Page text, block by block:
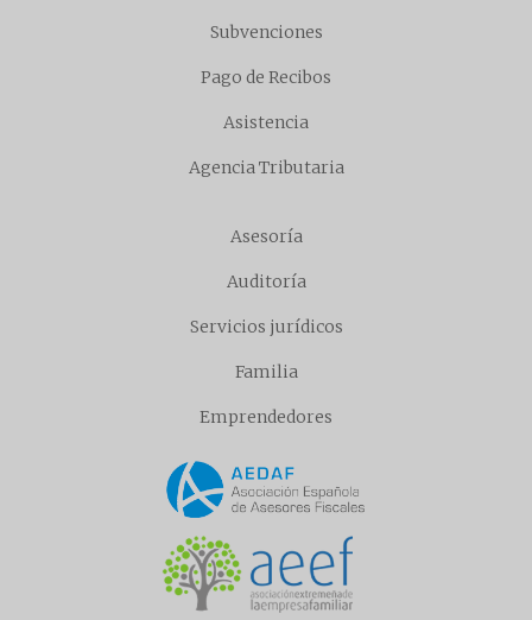
Subvenciones
Pago de Recibos
Asistencia
Agencia Tributaria
Asesoría
Auditoría
Servicios jurídicos
Familia
Emprendedores